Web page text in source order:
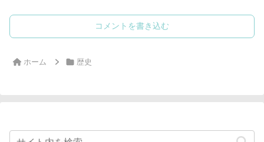
コメントを書き込む
ホーム 歴史